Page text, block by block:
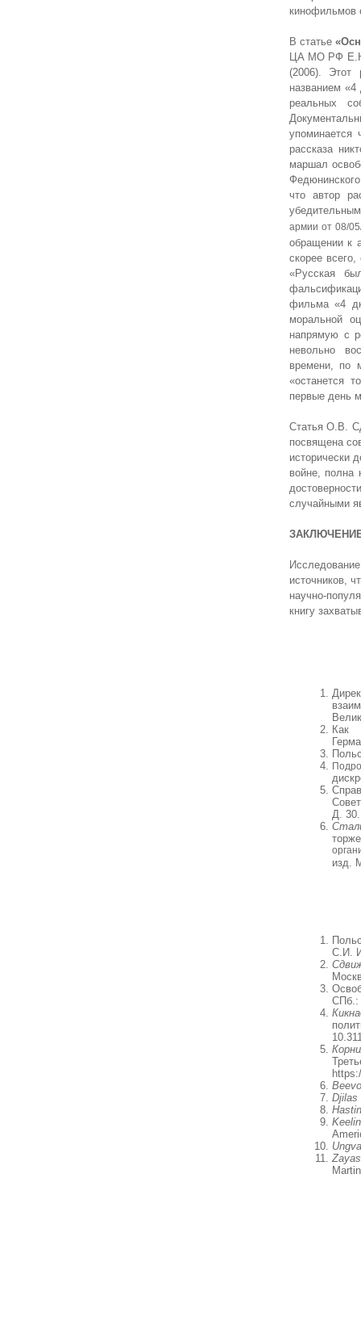
кинофильмов
В статье
ЦА МО РФ Е.Н.
(2006). Этот
названием
реальных
рассказа
маршал
что автор
армии от 08/
обращении к
скорее
«Русская
фильма «4
моральной
напрямую с
невольно
времени, по
«останется
первые день
Статья О.В.
посвящена
исторически
войне, полна
случайными
источников,
научно-
книгу
Как
Д.
изд.
С.И.
СПб.:
Djilas